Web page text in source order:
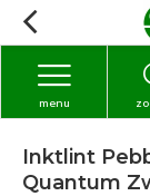
menu
Inktlint
Quantum